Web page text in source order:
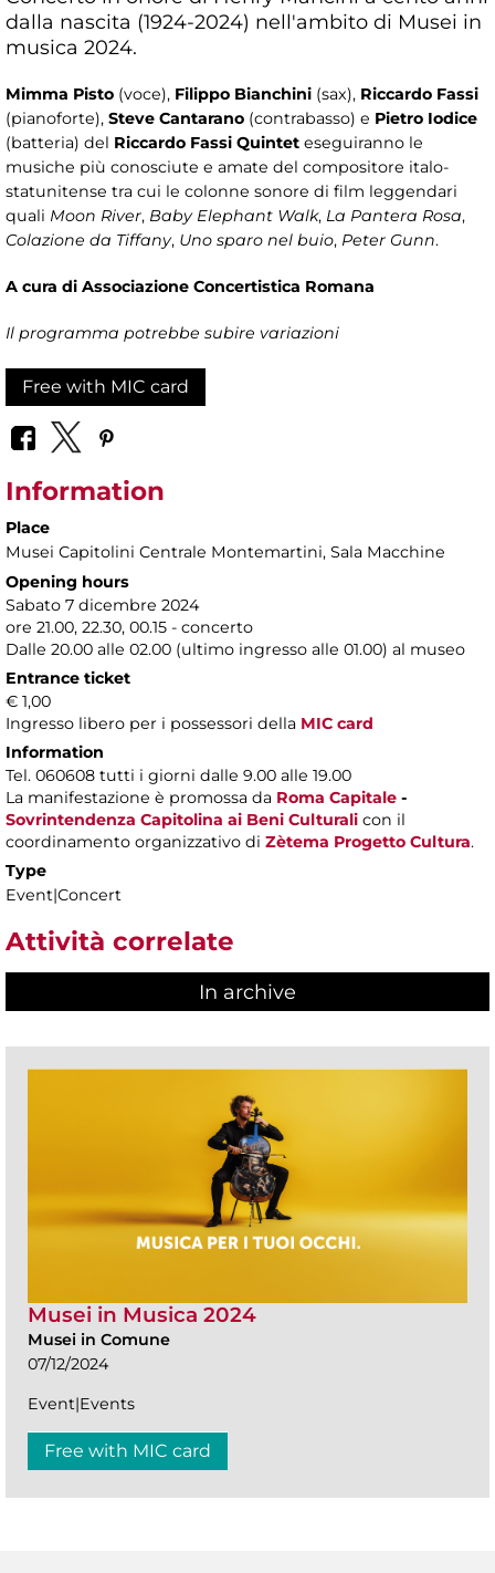
dalla nascita (1924-2024) nell'ambito di Musei in
musica 2024.
Mimma Pisto (voce), Filippo Bianchini (sax), Riccardo Fassi
(pianoforte), Steve Cantarano (contrabasso) e Pietro Iodice
(batteria) del Riccardo Fassi Quintet eseguiranno le
musiche più conosciute e amate del compositore italo-
statunitense tra cui le colonne sonore di film leggendari
quali Moon River, Baby Elephant Walk, La Pantera Rosa,
Colazione da Tiffany, Uno sparo nel buio, Peter Gunn.
A cura di Associazione Concertistica Romana
Il programma potrebbe subire variazioni
Free with MIC card
Information
Place
Musei Capitolini Centrale Montemartini, Sala Macchine
Opening hours
Sabato 7 dicembre 2024
ore 21.00, 22.30, 00.15 - concerto
Dalle 20.00 alle 02.00 (ultimo ingresso alle 01.00) al museo
Entrance ticket
€ 1,00
Ingresso libero per i possessori della MIC card
Information
Tel. 060608 tutti i giorni dalle 9.00 alle 19.00
La manifestazione è promossa da Roma Capitale -
Sovrintendenza Capitolina ai Beni Culturali con il
coordinamento organizzativo di Zètema Progetto Cultura.
Type
Event|Concert
Attività correlate
In archive
Musei in Musica 2024
Musei in Comune
07/12/2024
Event|Events
Free with MIC card